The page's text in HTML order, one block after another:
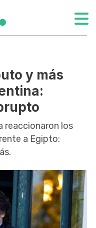
y más
reaccionaron los
a Egipto: